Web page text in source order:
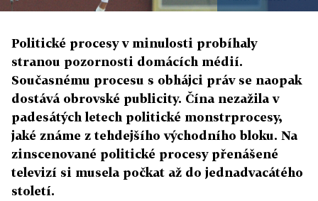
Politické procesy v minulosti probíhaly
stranou pozornosti domácích médií.
Současnému procesu s obhájci práv se naopak
dostává obrovské publicity. Čína nezažila v
padesátých letech politické monstrprocesy,
jaké známe z tehdejšího východního bloku. Na
zinscenované politické procesy přenášené
televizí si musela počkat až do jednadvacátého
století.